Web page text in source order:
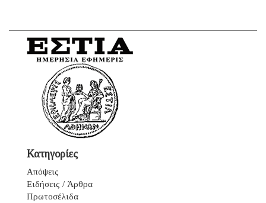
Κατηγορίες
Απόψεις
Ειδήσεις / Άρθρα
Πρωτοσέλιδα